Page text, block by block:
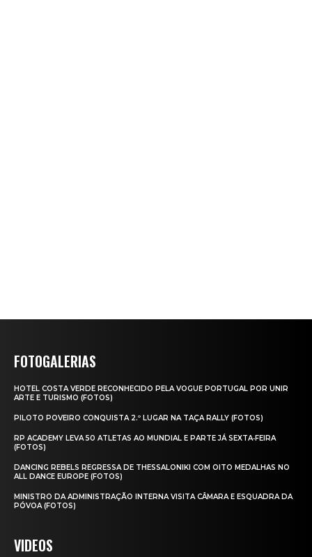
FOTOGALERIAS
HOTEL COSTA VERDE RECONHECIDO PELA VOGUE PORTUGAL POR UNIR
ARTE E TURISMO (FOTOS)
PILOTO POVEIRO CONQUISTA 2.º LUGAR NA TAÇA RALLY (FOTOS)
RP ACADEMY LEVA 50 ATLETAS AO MUNDIAL E PARTE JÁ SEXTA‑FEIRA
(FOTOS)
DANCING REBELS REGRESSA DE THESSALONIKI COM OITO MEDALHAS NO
ALL DANCE EUROPE (FOTOS)
MINISTRO DA ADMINISTRAÇÃO INTERNA VISITA CÂMARA E ESQUADRA DA
PÓVOA (FOTOS)
VIDEOS